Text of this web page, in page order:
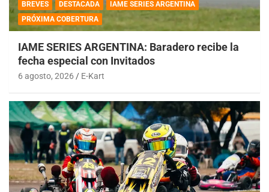
BREVES DESTACADA
IAME SERIES ARGENTINA
PRÓXIMA COBERTURA
IAME SERIES ARGENTINA: Baradero recibe la
fecha especial con Invitados
6 agosto, 2026 E-Kart